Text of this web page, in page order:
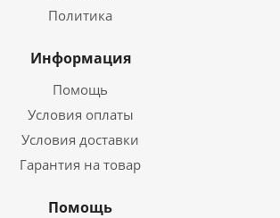
Политика
Информация
Помощь
Условия оплаты
Условия доставки
Гарантия на товар
Помощь